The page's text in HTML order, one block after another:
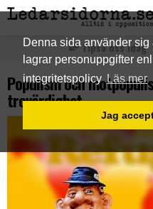
Denna sida använder sig
lagrar personuppgifter
integritetspolicyLäs mer
Jag
Tipsa oss idag
Populism och
trovärdighet